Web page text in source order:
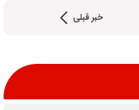
خبر قبلی